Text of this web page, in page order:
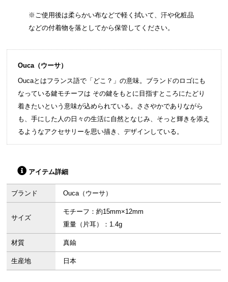
※ご使用後は柔らかい布などで軽く拭いて、汗や化粧品
などの付着物を落としてから保管してください。
Ouca（ウーサ）
Oucaとはフランス語で「どこ？」の意味。ブランドのロゴにも
なっている鍵モチーフは その鍵をもとに目指すところにたどり
着きたいという意味が込められている。ささやかでありながら
も、手にした人の日々の生活に自然となじみ、そっと輝きを添え
るようなアクセサリーを思い描き、デザインしている。
アイテム詳細
ブランド Ouca（ウーサ）
サイズ
モチーフ：約15mm×12mm
重量（片耳）：1.4g
材質 真鍮
生産地 日本